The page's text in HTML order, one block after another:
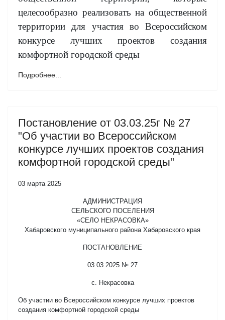
целесообразно реализовать на общественной
территории для участия во Всероссийском
конкурсе лучших проектов создания
комфортной городской среды
Подробнее...
Постановление от 03.03.25г № 27
"Об участии во Всероссийском
конкурсе лучших проектов создания
комфортной городской среды"
03 марта 2025
АДМИНИСТРАЦИЯ
СЕЛЬСКОГО ПОСЕЛЕНИЯ
«СЕЛО НЕКРАСОВКА»
Хабаровского муниципального района Хабаровского края
ПОСТАНОВЛЕНИЕ
03.03.2025 № 27
с. Некрасовка
Об участии во Всероссийском конкурсе лучших проектов
создания комфортной городской среды